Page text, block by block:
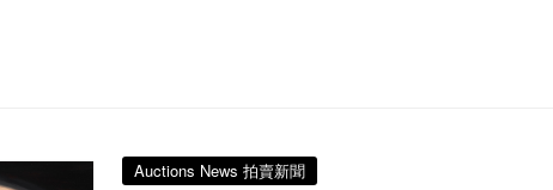
Auctions News 拍賣新聞